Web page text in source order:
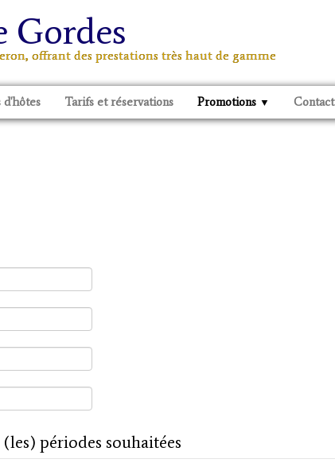
Gordes
offrant des prestations très haut de gamme
d'hôtes Tarifs et réservations Promotions ▼ Contact
périodes souhaitées